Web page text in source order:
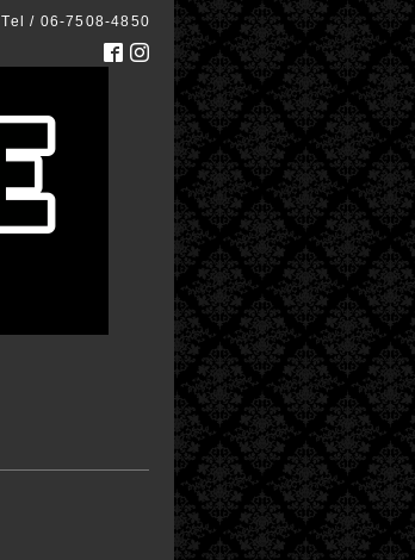
Tel / 06-7508-4850